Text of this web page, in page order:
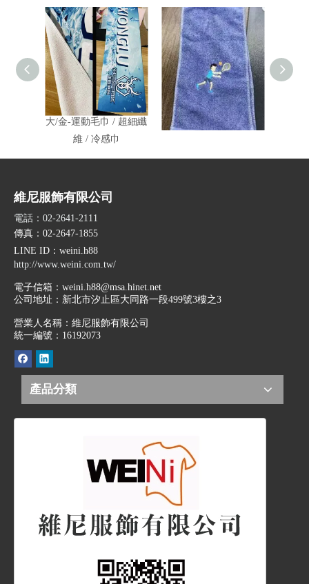
大/金-運動毛巾 / 超細纖
維 / 冷感巾
大/金-全棉運動毛巾
維尼服飾有限公司
電話：02-2641-2111
傳真：02-2647-1855
LINE ID ：weini.h88
http://www.weini.com.tw/
電子信箱： weini.h88@msa.hinet.net
公司地址： 新北市汐止區大同路一段499號3樓之3
營業人名稱：維尼服飾有限公司
統一編號：16192073
產品分類